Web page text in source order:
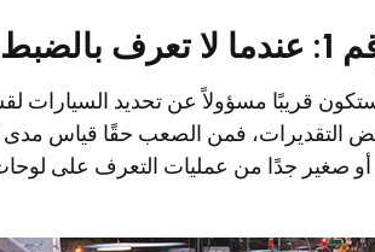
مشروعك
قريبًا مسؤولاً عن تحديد السيارات
التقديرات، فمن الصعب حقًا قياس مدى
أو صغير جدًا من عمليات التعرف على